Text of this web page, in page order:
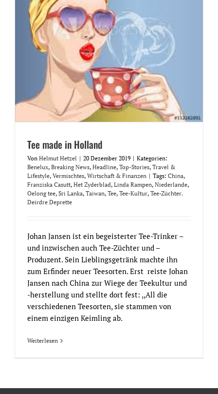
Tee made in Holland
Von Helmut Hetzel | 20 Dezember 2019 | Kategorien:
Benelux, Breaking News, Headline, Top-Stories, Travel &
Lifestyle, Vermischtes, Wirtschaft & Finanzen | Tags: China,
Franziska Casutt, Het Zyderblad, Linda Rampen, Niederlande,
Oelong tee, Sri Lanka, Taiwan, Tee, Tee-Kultur, Tee-Züchter.
Deirdre Deprette
Johan Jansen ist ein begeisterter Tee-Trinker –
und inzwischen auch Tee-Züchter und –
Produzent. Sein Lieblingsgetränk machte ihn
zum Erfinder neuer Teesorten. Erst reiste Johan
Jansen nach China zur Wiege der Teekultur und
-herstellung und stellte dort fest: ,,All die
verschiedenen Teesorten, sie stammen von
einem einzigen Keimling ab.
Weiterlesen